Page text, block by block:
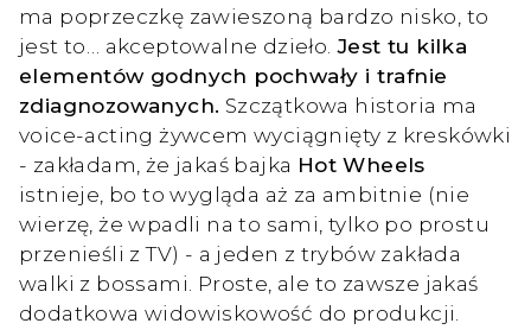
ma poprzeczkę zawieszoną bardzo nisko, to
jest to… akceptowalne dzieło. Jest tu kilka
elementów godnych pochwały i trafnie
zdiagnozowanych. Szczątkowa historia ma
voice-acting żywcem wyciągnięty z kreskówki
- zakładam, że jakaś bajka Hot Wheels
istnieje, bo to wygląda aż za ambitnie (nie
wierzę, że wpadli na to sami, tylko po prostu
przenieśli z TV) - a jeden z trybów zakłada
walki z bossami. Proste, ale to zawsze jakaś
dodatkowa widowiskowość do produkcji.